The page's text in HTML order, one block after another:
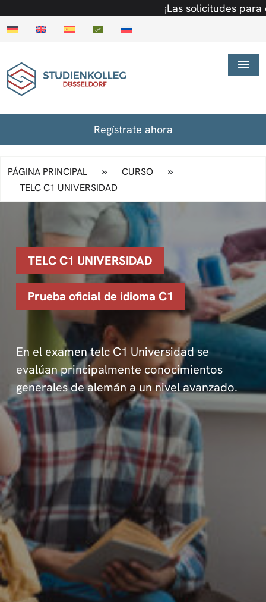
¡Las solicitudes para el
Regístrate ahora
PÁGINA PRINCIPAL » CURSO »
TELC C1 UNIVERSIDAD
TELC C1 UNIVERSIDAD
Prueba oficial de idioma C1
En el examen telc C1 Universidad se
evalúan principalmente conocimientos
generales de alemán a un nivel avanzado.